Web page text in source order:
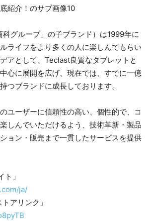
グループ」の子ブランド）は1999年に
ライフをより多くの人に楽しんでもらい
アとして、Teclast良質なタブレットと
心に展開を広げ、現在では、すでに一億
つブランドに成長しております。
ユーザーに信頼性の高い、個性的で、コ
しんでいただけるよう、技術革新・製品
ョン・販売まで一貫したサービスを提供
ト」
ja/
アリンク」